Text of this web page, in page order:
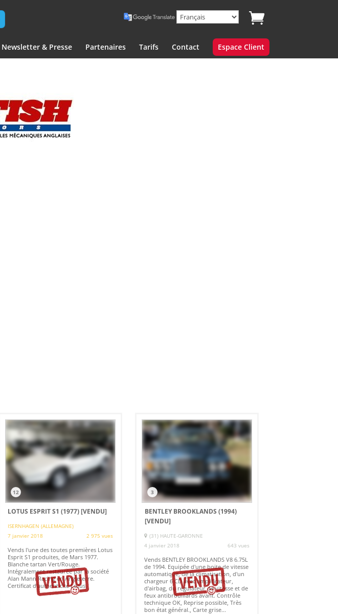
Newsletter & Presse Partenaires Tarifs Contact Espace Client
12
LOTUS ESPRIT S1 (1977)[VENDU]
ISERNHAGEN (ALLEMAGNE)
7 janvier 2018
2 975 vues
Vends l'une des toutes premières Lotus
Esprit S1 produites, de Mars 1977.
Blanche tartan Vert/Rouge.
Intégralement restaurée par la société
Alan Mann Racing en Angleterre.
Certificat d'authenticité Lotus.
3
BENTLEY BROOKLANDS (1994)
[VENDU]
(31) HAUTE-GARONNE
4 janvier 2018
643 vues
Vends BENTLEY BROOKLANDS V8 6.75L
de 1994. Equipée d'une boite de vitesse
automatique, de la climatisation, d'un
chargeur 6 CD avec amplificateur,
d'airbag, du régulateur de vitesse et de
feux antibrouillards avant. Contrôle
technique OK, Reprise possible, Très
bon état général., Carte grise...